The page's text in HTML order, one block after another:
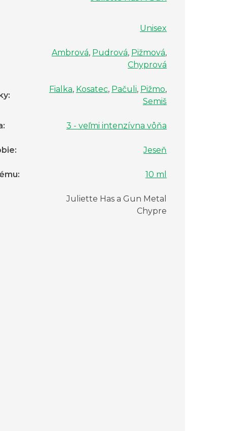
Unisex
Ambrová, Pudrová, Pižmová,
Chyprová
:
Fialka, Kosatec, Pačuli, Pižmo,
Semiš
: 3 - veľmi intenzívna vôňa
: Jeseň
: 10 ml
Juliette Has a Gun Metal
Chypre